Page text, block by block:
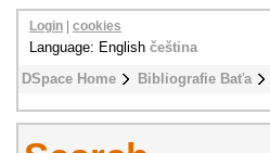
DSpace Home Bibliografie Baťa
Login cookies
Language: English čeština